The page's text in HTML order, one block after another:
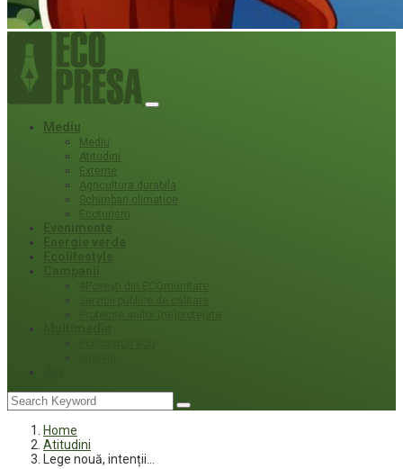
Mediu
Mediu
Atitudini
Externe
Agricultura durabila
Schimbari climatice
Ecoturism
Home
Atitudini
Lege nouă, intenții…